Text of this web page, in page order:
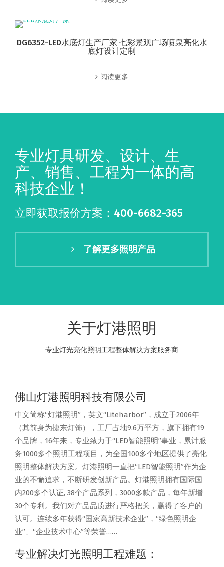
DG6352-LED水底灯生产厂家 七彩景观广场喷泉亮化水
底灯设计定制
阅读更多
专业灯具研发、设计、生
产、销售、工程为一体的高
科技企业！
立即获取报价方案：400-6682-365
了解更多照明产品
关于灯港照明
专业灯光亮化照明工程整体解决方案服务商
佛山灯港照明科技有限公司
中文简称“灯港照明”，英文“Liteharbor”，成立于2006年
（其前身为捷东灯饰），工厂占地9.6万平方，旗下拥有19
个品牌，16年来，专业致力于“LED智能照明”事业，累计服
务1000多个照明工程项目，为全国100多个地区提供了亮化
照明整体解决方案。灯港照明一直把“LED智能照明”作为企
业的不懈追求，不断研发创新产品。灯港照明拥有国际国
内200多个认证, 38个产品系列，3000多款产品，每年新增
30个专利。我们对产品品质进行严格把关，赢得了客户的
认可。连续多年获得“国家高新技术企业”，“绿色照明企
业”、“企业技术中心”等荣誉……
专业解决灯光照明工程难题：